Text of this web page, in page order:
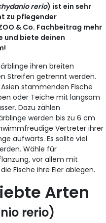
rerio) ist ein sehr
zu pflegender
& Co. Fachbeitrag mehr
und biete deinen
ihren breiten
Streifen getrennt werden.
stammenden Fische
oder Teiche mit langsam
Dazu zählen
werden bis zu 6 cm
Vertreter ihrer
aufwärts. Es sollte viel
Wähle für
vor allem mit
Fische ihre Eier ablegen.
Arten
rerio)